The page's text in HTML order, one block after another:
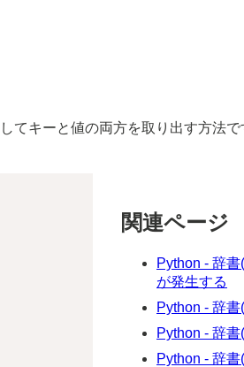
てキーと値の両方を取り出す方法で
関連ページ
Python - 辞
が発生する
Python - 辞
Python - 辞
Python - 辞